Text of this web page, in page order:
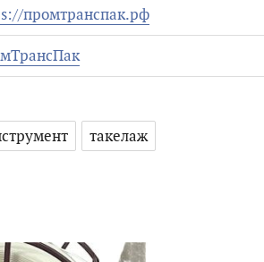
промтранспак.рф
такелаж